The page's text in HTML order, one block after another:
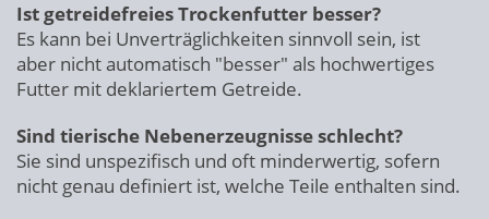
Ist getreidefreies Trockenfutter besser?
Es kann bei Unverträglichkeiten sinnvoll sein, ist
aber nicht automatisch "besser" als hochwertiges
Futter mit deklariertem Getreide.
Sind tierische Nebenerzeugnisse schlecht?
Sie sind unspezifisch und oft minderwertig, sofern
nicht genau definiert ist, welche Teile enthalten sind.